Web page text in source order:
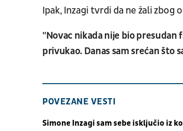
Ipak, Inzagi tvrdi da ne žali zbog
"Novac nikada nije bio
privukao. Danas sam srećan što
POVEZANE VESTI
Simone Inzagi sam sebe isključio iz